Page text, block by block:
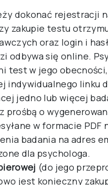
dokonać rejestracji
zakupie testu
oraz login i
odbywa się online.
test w jego
indywidualnego linku
jedno lub więcej
prośbą o
w formacie
badania na adres
dla psychologa.
(do jego
jest konieczny